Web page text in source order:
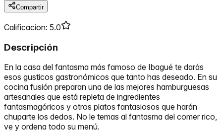
Compartir
Calificacion: 5.0
Descripción
En la casa del fantasma más famoso de Ibagué te darás
esos gusticos gastronómicos que tanto has deseado. En su
cocina fusión preparan una de las mejores hamburguesas
artesanales que está repleta de ingredientes
fantasmagóricos y otros platos fantasiosos que harán
chuparte los dedos. No le temas al fantasma del comer rico,
ve y ordena todo su menú.